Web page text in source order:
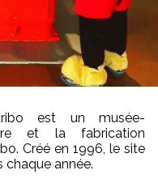
est un musée-
et la fabrication
. Créé en 1996, le site
année.